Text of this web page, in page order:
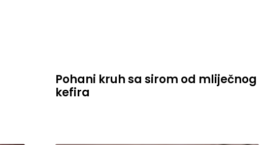
Pohani kruh sa sirom od mliječnog
kefira